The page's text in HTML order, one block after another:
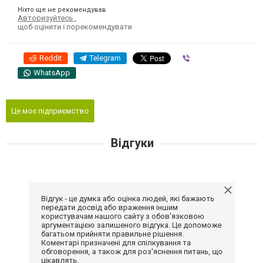
Ніхто ще не рекомендував
Авторизуйтесь
щоб оцінити і порекомендувати
Reddit Telegram
WhatsApp
Це моє підприємство
Відгуки
Відгук - це думка або оцінка людей, які бажають
передати досвід або враження іншим
користувачам нашого сайту з обов'язковою
аргументацією залишеного відгука. Це допоможе
багатьом прийняти правильне рішення.
Коментарі призначені для спілкування та
обговорення, а також для роз'яснення питань, що
цікавлять.